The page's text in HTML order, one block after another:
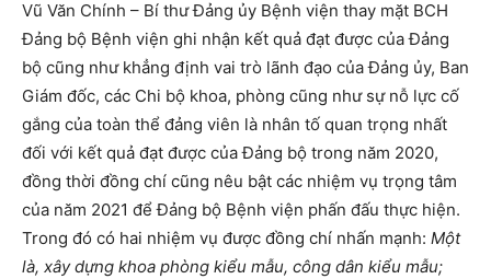
Vũ Văn Chính – Bí thư Đảng ủy Bệnh viện thay mặt BCH
Đảng bộ Bệnh viện ghi nhận kết quả đạt được của Đảng
bộ cũng như khẳng định vai trò lãnh đạo của Đảng ủy, Ban
Giám đốc, các Chi bộ khoa, phòng cũng như sự nỗ lực cố
gắng của toàn thể đảng viên là nhân tố quan trọng nhất
đối với kết quả đạt được của Đảng bộ trong năm 2020,
đồng thời đồng chí cũng nêu bật các nhiệm vụ trọng tâm
của năm 2021 để Đảng bộ Bệnh viện phấn đấu thực hiện.
Trong đó có hai nhiệm vụ được đồng chí nhấn mạnh: Một
là, xây dựng khoa phòng kiểu mẫu, công dân kiểu mẫu;